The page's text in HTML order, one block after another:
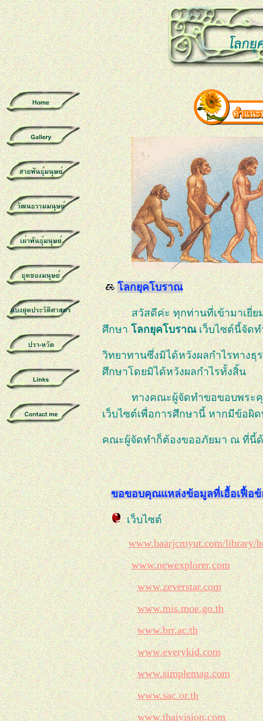
โลกยุคโบราณ
สวัสดีค่ะ ทุกท่านที่เข้ามาเยี่ยมช
ศึกษาโลกยุคโบราณเว็บไซต์นี้จัดท
วิทยาทานซึ่งมิได้หวังผลกำไรทางธุ
ศึกษาโดยมิได้หวังผลกำไรทั้งสิ้น
ทางคณะผู้จัดทำขอขอบพระคุณ
เว็บไซต์เพื่อการศึกษานี้ หากมีข้อผิ
คณะผู้จัดทำก็ต้องขออภัยมา ณ ที่นี้
ขอขอบคุณแหล่งข้อมูลที่เอื้อเฟื้อ
เว็บไซต์
www.baarjcmyut.com/library/
www.newexplorer.com
www.zeverstar.com
www.mis.moe.go.th
www.brr.ac.th
www.everykid.com
www.simplemag.com
www.sac.or.th
www.thaivision.com